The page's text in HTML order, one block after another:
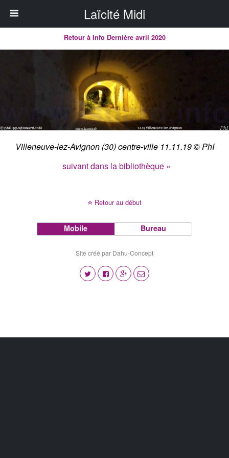
Laïcité Midi
Retour à Info Dernière avril 2020
Villeneuve-lez-Avignon (30) centre-ville 11.11.19 © PhI
suivant dans la bibliothèque »
Retour au début
Mobile Bureau
Site créé par Dahu-Concept